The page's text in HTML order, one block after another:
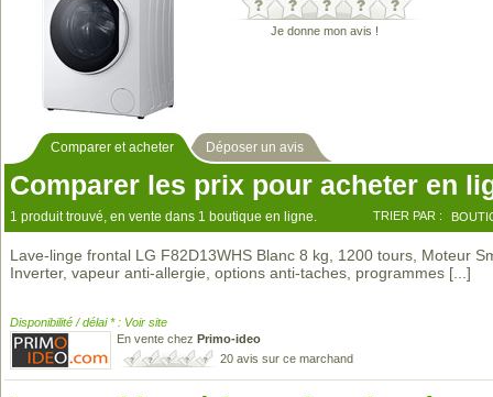
Je donne mon avis !
Comparer et acheter Déposer un avis
Comparer les prix pour acheter en
1 produit trouvé, en vente dans 1 boutique en ligne. TRIER PAR :
Lave-linge frontal LG F82D13WHS Blanc 8 kg, 1200 tours, Moteur
Inverter, vapeur anti-allergie, options anti-taches, programmes [...]
Disponibilité / délai * : Voir site
En vente chez Primo-ideo
20 avis sur ce marchand